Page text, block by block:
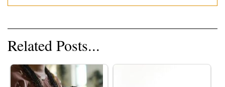
Related Posts...